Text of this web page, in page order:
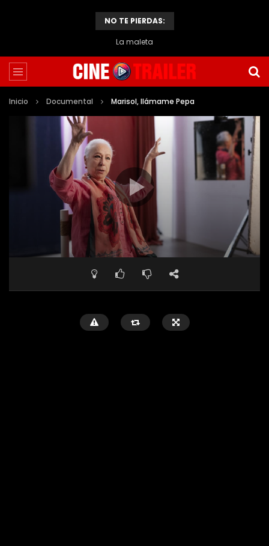
NO TE PIERDAS:
La maleta
Inicio Documental Marisol, llámame Pepa